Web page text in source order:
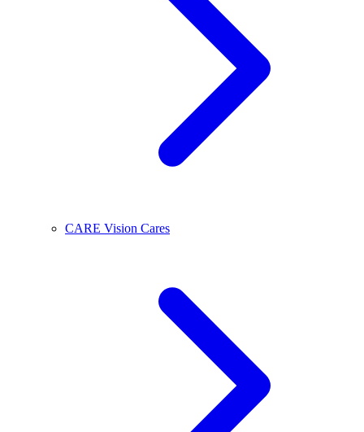
CARE Vision Cares